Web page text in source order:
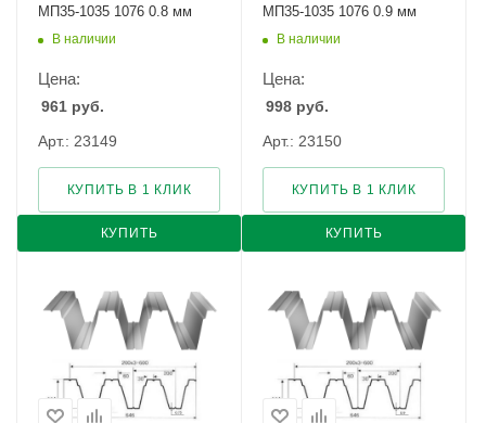
МП35-1035 1076 0.8 мм
В наличии
Цена:
961 руб.
Арт.: 23149
КУПИТЬ
КУПИТЬ В 1 КЛИК
МП35-1035 1076 0.9 мм
В наличии
Цена:
998 руб.
Арт.: 23150
КУПИТЬ
КУПИТЬ В 1 КЛИК